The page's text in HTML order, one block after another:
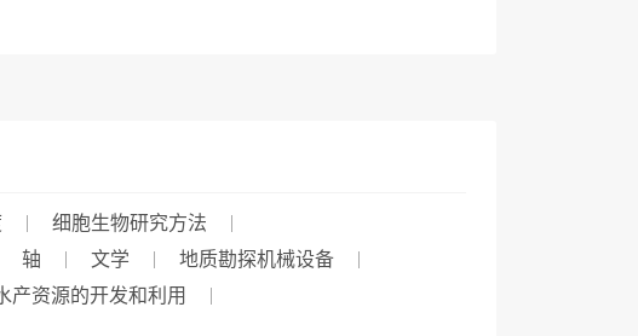
细胞生物研究方法
轴 文学
地质勘探机械设备
产资源的开发和利用